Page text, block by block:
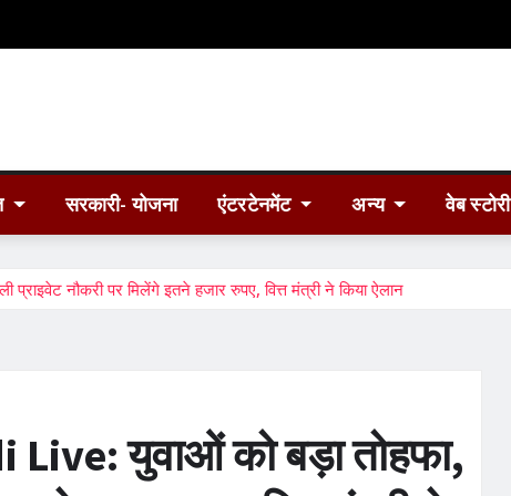
सरकारी- योजना एंटरटेनमेंट अन्य वेब स्टोरी
नौकरी पर मिलेंगे इतने हजार रुपए, वित्त मंत्री ने किया ऐलान
युवाओं को बड़ा तोहफा,